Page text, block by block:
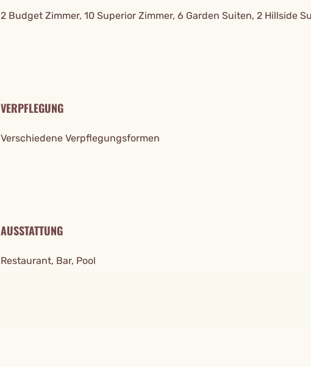
2 Budget Zimmer, 10 Superior Zimmer, 6 Garden Suiten, 2 Hillside
VERPFLEGUNG
Verschiedene Verpflegungsformen
AUSSTATTUNG
Restaurant, Bar, Pool